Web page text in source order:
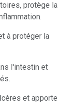
protège la
à protéger la
l'intestin et
et apporte